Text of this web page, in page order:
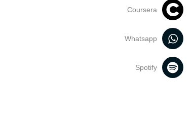
Coursera
Whatsapp
Spotify